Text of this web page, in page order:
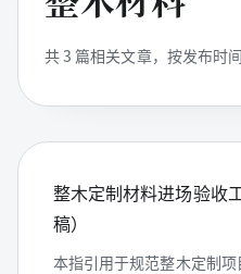
共3 篇相关文章，按发布时
整木定制材料进场验收
稿）
本指引用于规范整木定制